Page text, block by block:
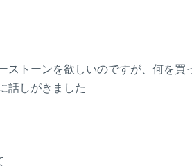
ストーンを欲しいのですが、何を買
話しがきました